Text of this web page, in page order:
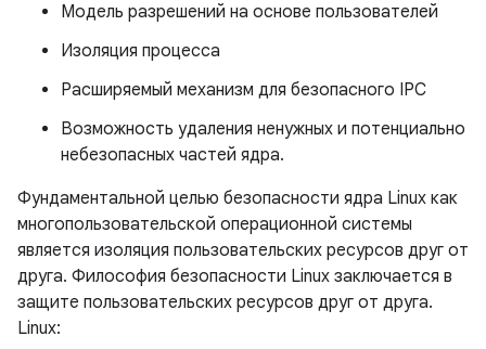
Модель разрешений на основе пользователей
Изоляция процесса
Расширяемый механизм для безопасного IPC
Возможность удаления ненужных и потенциально
небезопасных частей ядра.
Фундаментальной целью безопасности ядра Linux как
многопользовательской операционной системы
является изоляция пользовательских ресурсов друг от
друга. Философия безопасности Linux заключается в
защите пользовательских ресурсов друг от друга.
Linux: